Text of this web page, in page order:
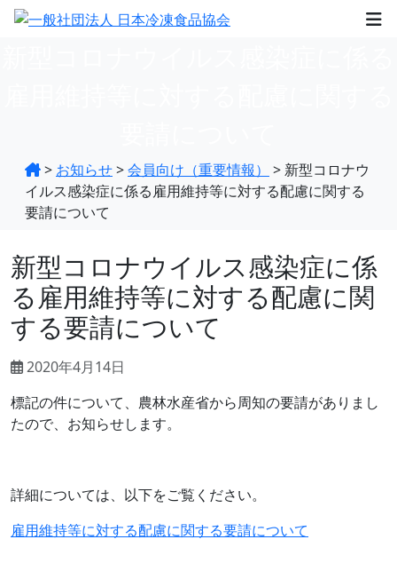
> お知らせ>会員向け（重要情報） > 新型コロナウ
イルス感染症に係る雇用維持等に対する配慮に関する
要請について
新型コロナウイルス感染症に係
る雇用維持等に対する配慮に関
する要請について
2020年4月14日
標記の件について、農林水産省から周知の要請がありまし
たので、お知らせします。
詳細については、以下をご覧ください。
雇用維持等に対する配慮に関する要請について